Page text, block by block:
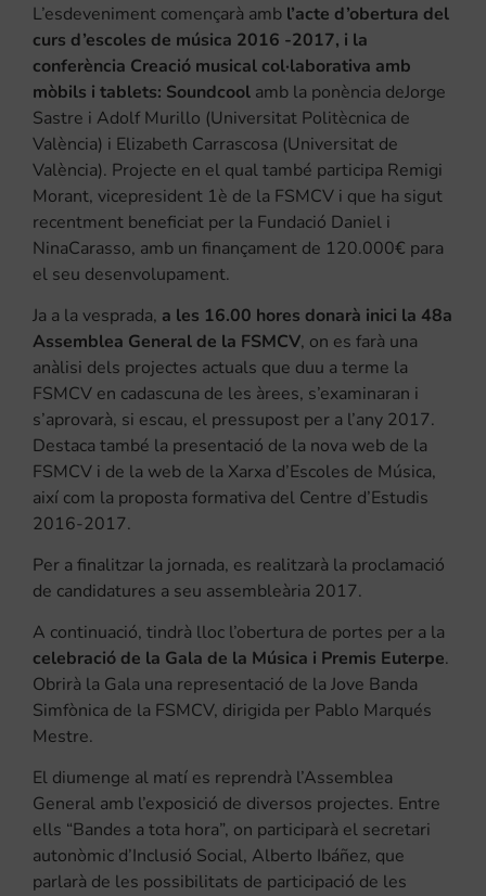
L’esdeveniment començarà amb l’acte d’obertura del
curs d’escoles de música 2016 -2017, i la
conferència Creació musical col·laborativa amb
mòbils i tablets: Soundcool amb la ponència deJorge
Sastre i Adolf Murillo (Universitat Politècnica de
València) i Elizabeth Carrascosa (Universitat de
València). Projecte en el qual també participa Remigi
Morant, vicepresident 1è de la FSMCV i que ha sigut
recentment beneficiat per la Fundació Daniel i
NinaCarasso, amb un finançament de 120.000€ para
el seu desenvolupament.
Ja a la vesprada, a les 16.00 hores donarà inici la 48a
Assemblea General de la FSMCV, on es farà una
anàlisi dels projectes actuals que duu a terme la
FSMCV en cadascuna de les àrees, s’examinaran i
s’aprovarà, si escau, el pressupost per a l’any 2017.
Destaca també la presentació de la nova web de la
FSMCV i de la web de la Xarxa d’Escoles de Música,
així com la proposta formativa del Centre d’Estudis
2016-2017.
Per a finalitzar la jornada, es realitzarà la proclamació
de candidatures a seu assembleària 2017.
A continuació, tindrà lloc l’obertura de portes per a la
celebració de la Gala de la Música i Premis Euterpe.
Obrirà la Gala una representació de la Jove Banda
Simfònica de la FSMCV, dirigida per Pablo Marqués
Mestre.
El diumenge al matí es reprendrà l’Assemblea
General amb l’exposició de diversos projectes. Entre
ells “Bandes a tota hora”, on participarà el secretari
autonòmic d’Inclusió Social, Alberto Ibáñez, que
parlarà de les possibilitats de participació de les